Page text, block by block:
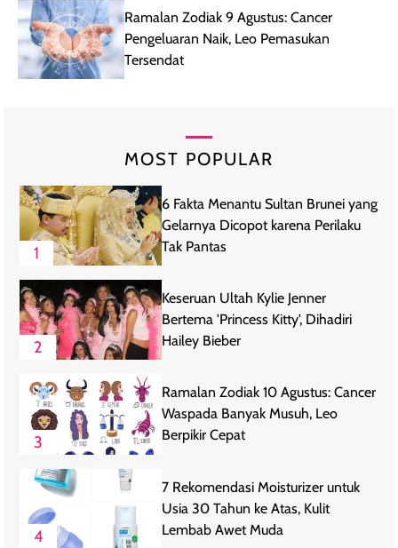
Ramalan Zodiak 9 Agustus: Cancer
Pengeluaran Naik, Leo Pemasukan
Tersendat
MOST POPULAR
1
6 Fakta Menantu Sultan Brunei yang
Gelarnya Dicopot karena Perilaku
Tak Pantas
2
Keseruan Ultah Kylie Jenner
Bertema 'Princess Kitty', Dihadiri
Hailey Bieber
3
Ramalan Zodiak 10 Agustus: Cancer
Waspada Banyak Musuh, Leo
Berpikir Cepat
4
7 Rekomendasi Moisturizer untuk
Usia 30 Tahun ke Atas, Kulit
Lembab Awet Muda